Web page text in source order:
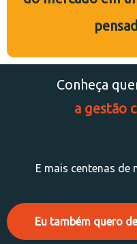
Conheça
a gestão
E mais centenas de
Eu também quero